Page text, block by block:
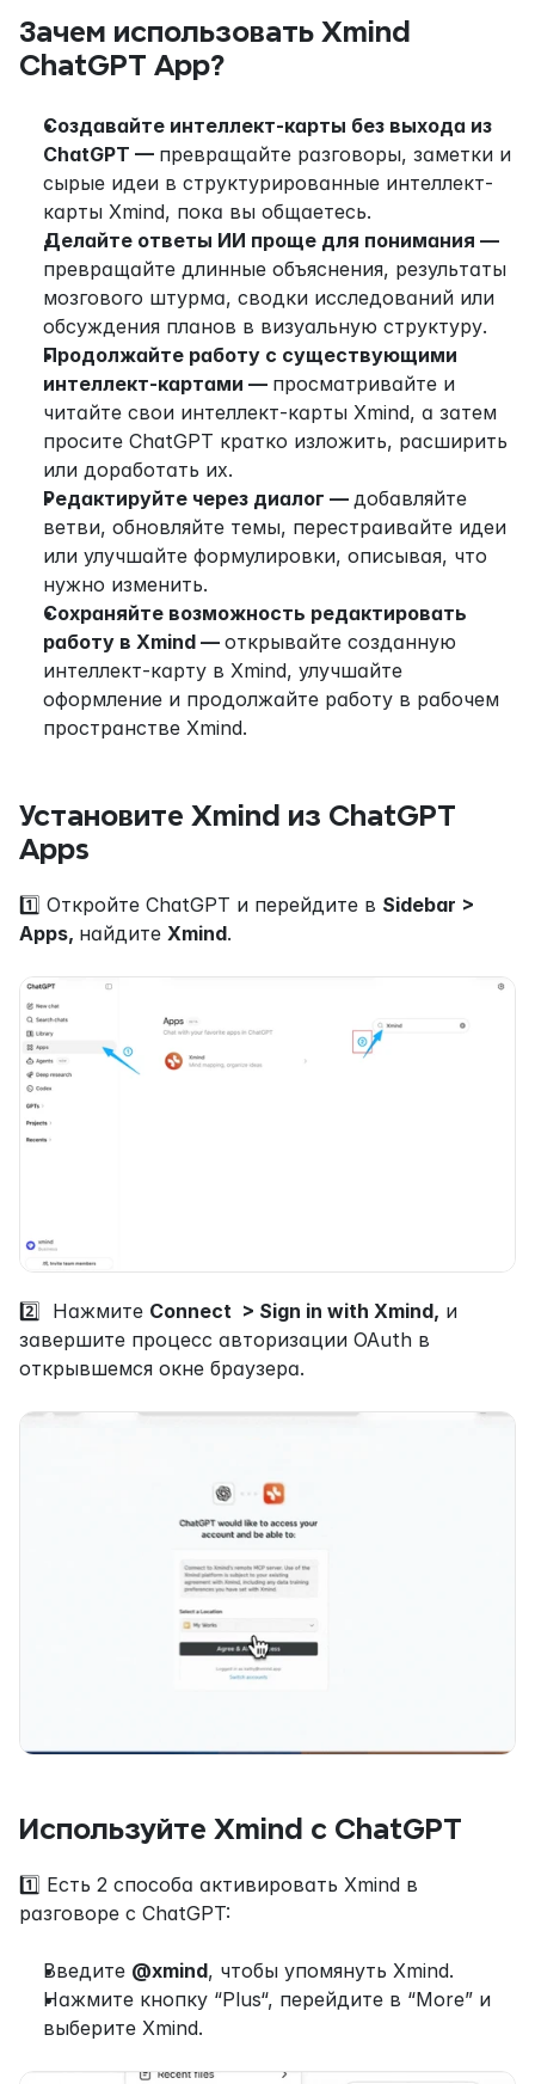
Зачем использовать Xmind
ChatGPT App?
Создавайте интеллект-карты без выхода из
ChatGPT — превращайте разговоры, заметки и
сырые идеи в структурированные интеллект-
карты Xmind, пока вы общаетесь.
превращайте длинные объяснения, результаты
мозгового штурма, сводки исследований или
обсуждения планов в визуальную структуру.
Продолжайте работу с существующими
интеллект-картами — просматривайте и
читайте свои интеллект-карты Xmind, а затем
просите ChatGPT кратко изложить, расширить
или доработать их.
Редактируйте через диалог — добавляйте
ветви, обновляйте темы, перестраивайте идеи
или улучшайте формулировки, описывая, что
нужно изменить.
Сохраняйте возможность редактировать
работу в Xmind — открывайте созданную
интеллект-карту в Xmind, улучшайте
оформление и продолжайте работу в рабочем
пространстве Xmind.
Установите Xmind из ChatGPT
Apps
1️⃣ Откройте ChatGPT и перейдите в Sidebar >
Apps, найдите Xmind.
2️⃣  Нажмите Connect  > Sign in with Xmind, и
завершите процесс авторизации OAuth в
открывшемся окне браузера.
Используйте Xmind с ChatGPT
1️⃣ Есть 2 способа активировать Xmind в
разговоре с ChatGPT:
Введите @xmind, чтобы упомянуть Xmind.
Нажмите кнопку “Plus“, перейдите в “More” и
выберите Xmind.